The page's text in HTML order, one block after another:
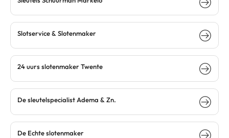
Slotservice & Slotenmaker
24 uurs slotenmaker Twente
De sleutelspecialist Adema & Zn.
De Echte slotenmaker